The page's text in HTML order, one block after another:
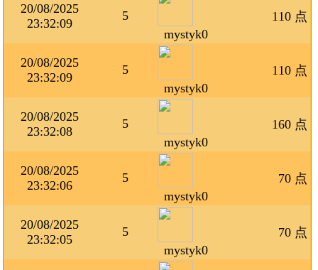
20/08/2025
23:32:09
5
mystyk0
110 点
20/08/2025
23:32:09
5
mystyk0
110 点
20/08/2025
23:32:08
5
mystyk0
160 点
20/08/2025
23:32:06
5
mystyk0
70 点
20/08/2025
23:32:05
5
mystyk0
70 点